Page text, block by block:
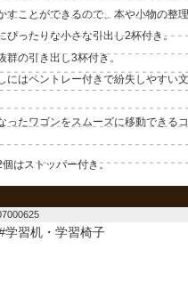
すことができるので、本や小物の整
ぴったりな小さな引出し2杯付き。
群の引き出し3杯付き。
にはペントレー付きで紛失しやすい
ったワゴンをスムーズに移動できる
はストッパー付き。
学習机・学習椅子